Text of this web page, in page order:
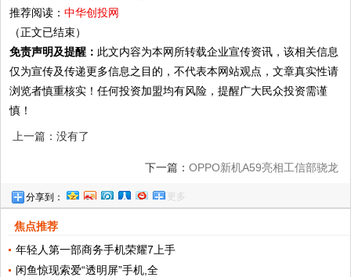
推荐阅读：中华创投网
（正文已结束）
免责声明及提醒： 此文内容为本网所转载企业宣传资讯，该相关信息
仅为宣传及传递更多信息之目的，不代表本网站观点，文章真实性请
浏览者慎重核实！任何投资加盟均有风险，提醒广大民众投资需谨
慎！
上一篇：没有了
下一篇： OPPO新机A59亮相工信部骁龙
分享到： 更多
焦点推荐
年轻人第一部商务手机荣耀7上手
闲鱼惊现索爱“透明屏”手机,全